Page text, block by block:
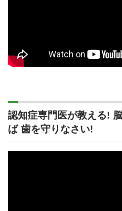
認知症専門医が教える!
ば 歯を守りなさい!